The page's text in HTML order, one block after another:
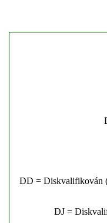
DD = Diskvalifikován
DJ =